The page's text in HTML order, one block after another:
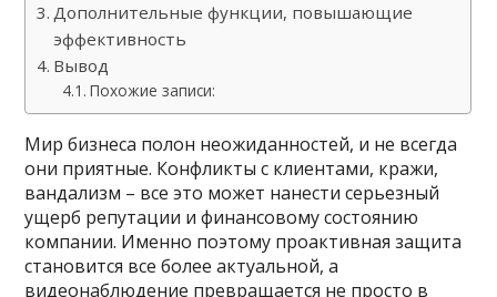
Дополнительные функции, повышающие
эффективность
Вывод
Похожие записи:
Мир бизнеса полон неожиданностей, и не всегда
они приятные. Конфликты с клиентами, кражи,
вандализм – все это может нанести серьезный
ущерб репутации и финансовому состоянию
компании. Именно поэтому проактивная защита
становится все более актуальной, а
видеонаблюдение превращается не просто в